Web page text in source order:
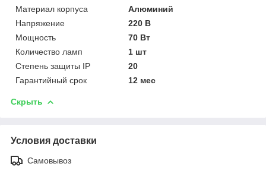
Материал корпуса
Алюминий
Напряжение
220 В
Мощность
70 Вт
Количество ламп
1 шт
Степень защиты IP
20
Гарантийный срок
12 мес
Скрыть
Условия доставки
Самовывоз